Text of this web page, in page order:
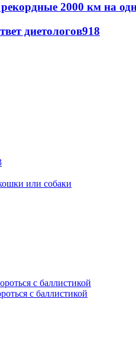
2000 км на
диетологов918
или собаки
с баллистикой